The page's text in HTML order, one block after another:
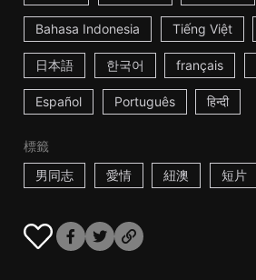
Bahasa Indonesia Tiếng Việt
日本語 한국어 français
Español Português हिन्दी
標籤
男同志
愛情 紐澳 短片